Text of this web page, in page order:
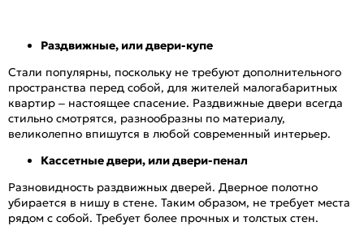
Раздвижные, или двери-купе
Стали популярны, поскольку не требуют дополнительного
пространства перед собой, для жителей малогабаритных
квартир – настоящее спасение. Раздвижные двери всегда
стильно смотрятся, разнообразны по материалу,
великолепно впишутся в любой современный интерьер.
Кассетные двери, или двери-пенал
Разновидность раздвижных дверей. Дверное полотно
убирается в нишу в стене. Таким образом, не требует места
рядом с собой. Требует более прочных и толстых стен.